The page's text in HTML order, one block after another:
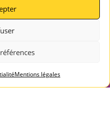
Mentions légales